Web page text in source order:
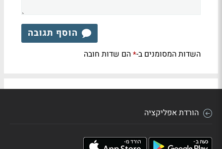
הוסף תגובה
השדות המסומנים ב-*הם שדות חובה
הורדת אפליקציה